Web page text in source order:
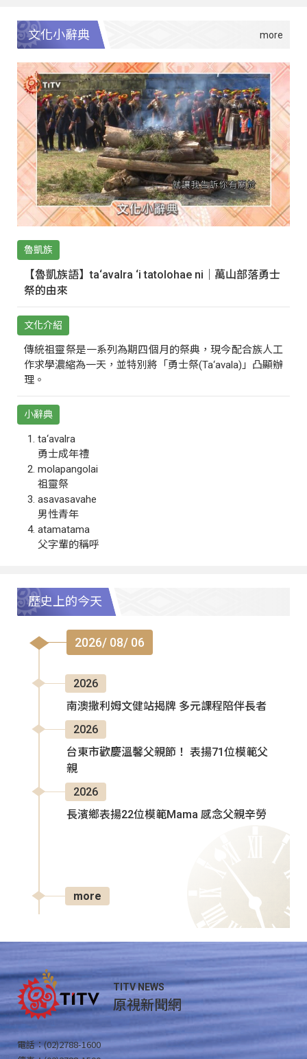
文化小辭典
魯凱族
【魯凱族語】ta‘avalra ‘i tatolohae ni｜萬山部落勇士
祭的由來
文化介紹
傳統祖靈祭是一系列為期四個月的祭典，現今配合族人工
作求學濃縮為一天，並特別將「勇士祭(Ta‘avala)」凸顯辦
理。
小辭典
ta‘avalra
勇士成年禮
molapangolai
祖靈祭
asavasavahe
男性青年
atamatama
父字輩的稱呼
歷史上的今天
2026/ 08/ 06
2026
南澳撒利姆文健站揭牌 多元課程陪伴長者
2026
台東市歡慶溫馨父親節！ 表揚71位模範父
親
2026
長濱鄉表揚22位模範Mama 感念父親辛勞
more
TITV NEWS
原視新聞網
電話：(02)2788-1600